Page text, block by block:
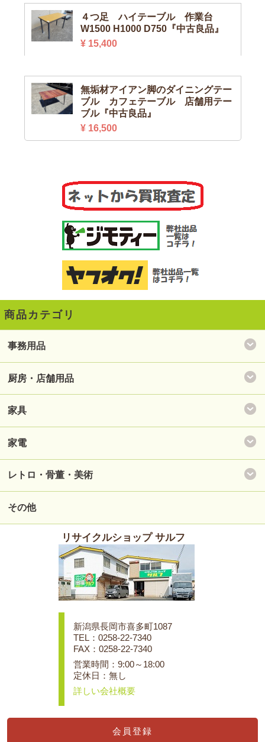
４つ足 ハイテーブル 作業台
W1500 H1000 D750『中古良品』
¥ 15,400
無垢材アイアン脚のダイニングテー
ブル カフェテーブル 店舗用テー
ブル『中古良品』
¥ 16,500
商品カテゴリ
事務用品
厨房・店舗用品
家具
家電
レトロ・骨董・美術
その他
リサイクルショップ サルフ
新潟県長岡市喜多町1087
TEL：0258-22-7340
FAX：0258-22-7340
営業時間：9:00～18:00
定休日：無し
詳しい会社概要
会員登録